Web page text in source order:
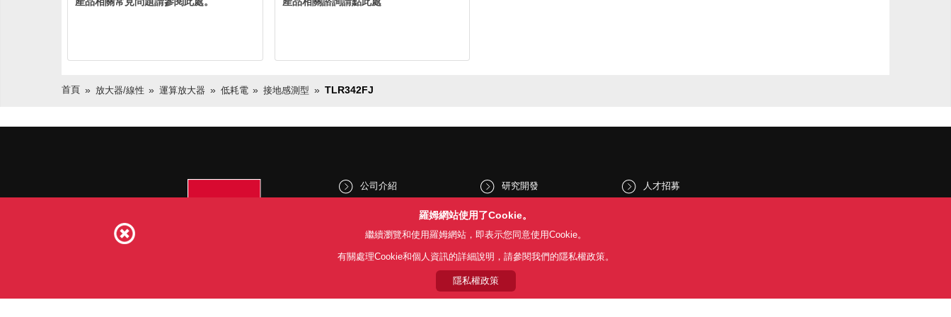
首頁 放大器/線性 運算放大器 低耗電 接地感測型 TLR342FJ
公司介紹
股東和投資人資訊
Sustainability
研究開發
文化與社會
新聞
人才招募
羅姆網站使用了Cookie。
繼續瀏覽和使用羅姆網站，即表示您同意使用Cookie。
有關處理Cookie和個人資訊的詳細說明，請參閱我們的隱私權政策。
隱私權政策